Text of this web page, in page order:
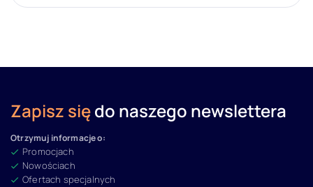
Rozmiar poszewki
50x70
70x90
Niestandardowy
50x75
Zapisz siędo naszego newslettera
Otrzymuj informacje o:
Promocjach
Nowościach
Ofertach specjalnych